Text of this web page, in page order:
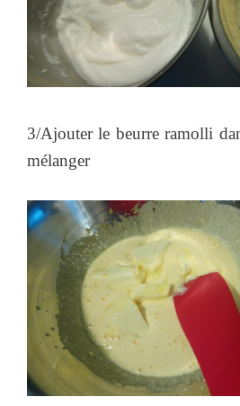
3/Ajouter le beurre ramolli
mélanger